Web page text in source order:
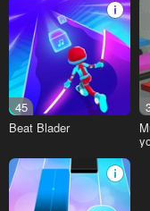
45
Beat Blader